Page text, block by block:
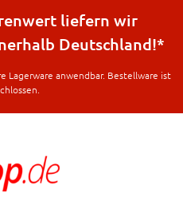
liefern wir
Deutschland!*
anwendbar. Bestellware ist